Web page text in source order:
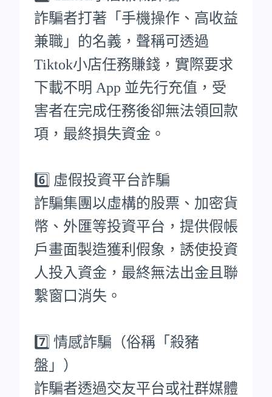
詐騙者打著「手機操作、高收益
兼職」的名義，聲稱可透過
Tiktok小店任務賺錢，實際要求
下載不明 App 並先行充值，受
害者在完成任務後卻無法領回款
項，最終損失資金。
6️⃣ 虛假投資平台詐騙
詐騙集團以虛構的股票、加密貨
幣、外匯等投資平台，提供假帳
戶畫面製造獲利假象，誘使投資
人投入資金，最終無法出金且聯
繫窗口消失。
7️⃣ 情感詐騙（俗稱「殺豬
盤」）
詐騙者透過交友平台或社群媒體